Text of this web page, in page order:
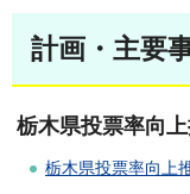
計画・主要
栃木県投票率向
栃木県投票率向上